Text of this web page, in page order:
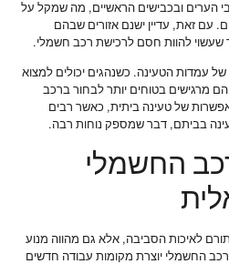
הערים ובכבישים הראשיים, מה שמקל על
עם זאת, עדיין ישנם אזורים שבהם
להוות חסם לרכישת רכב חשמלי.
עמדות הטעינה. כשנהגים יכולים למצוא
מרגישים בטוחים יותר לבחור ברכב
של טעינה ביתית, כאשר רבים
בביתם, דבר שמספק נוחות רבה.
החשמלי
לאיכות הסביבה, אלא גם מהווה מנוע
החשמלי יוצרת מקומות עבודה חדשים